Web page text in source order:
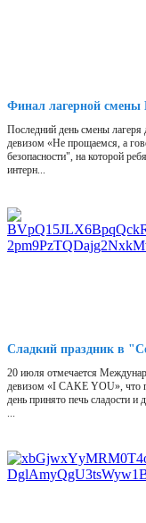
Финал лагерной
Последний день смены
девизом «Не прощаемся, а
безопасности", на которой
интерн...
Сладкий праздник в
20 июля отмечается
девизом «I CAKE YOU», что
день принято печь сладости
...